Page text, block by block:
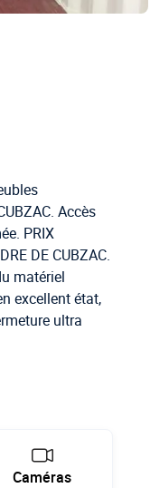
Accès
PRIX
DE CUBZAC.
matériel
excellent état,
ultra
Caméras